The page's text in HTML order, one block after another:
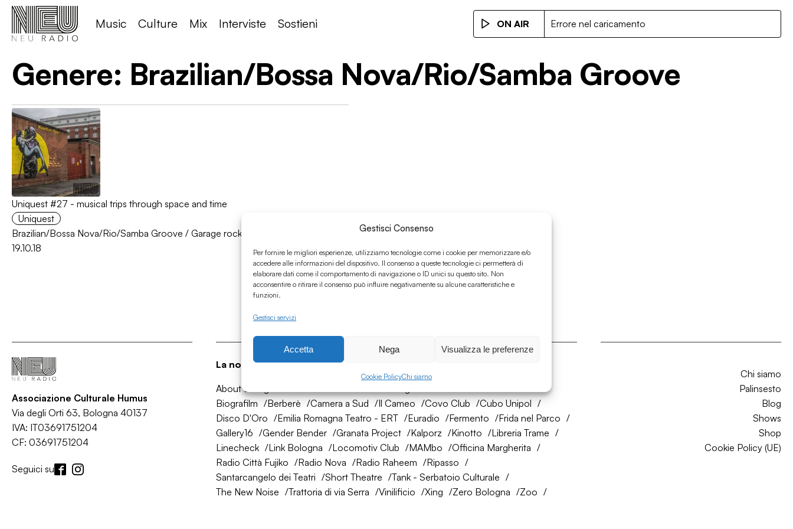
Gestisci Consenso
Per fornire le migliori esperienze, utilizziamo tecnologie come i cookie per memorizzare e/o
accedere alle informazioni del dispositivo. Il consenso a queste tecnologie ci permetterà di
elaborare dati come il comportamento di navigazione o ID unici su questo sito. Non
acconsentire o ritirare il consenso può influire negativamente su alcune caratteristiche e
funzioni.
Gestisci servizi
Accetta Nega Visualizza le preferenze
Cookie PolicyChi siamo
Music Culture Mix Interviste Sostieni ON AIR Errore nel caricamento
Genere: Brazilian/Bossa Nova/Rio/Samba Groove
Uniquest #27 - musical trips through space and time
Uniquest
Brazilian/Bossa Nova/Rio/Samba Groove / Garage rock
19.10.18
Associazione Culturale Humus
Via degli Orti 63, Bologna 40137
IVA: IT03691751204
CF: 03691751204
Seguici su
La nostra rete di amici
About Bologna
Biografilm
Berberè Camera a Sud Il Cameo Covo Club
Cubo Unipol
Disco D'Oro
Emilia Romagna Teatro - ERT Euradio Fermento
Frida nel Parco
Gallery16
Gender Bender Granata Project Kalporz Kinotto
Libreria Trame
Linecheck
Link Bologna Locomotiv Club MAMbo
Officina Margherita
Radio Città Fujiko
Radio Nova Radio Raheem
Ripasso
Santarcangelo dei Teatri
Short Theatre
Tank - Serbatoio Culturale
The New Noise
Trattoria di via Serra Vinilificio Xing Zero Bologna Zoo
Chi siamo
Palinsesto
Blog
Shows
Shop
Cookie Policy (UE)